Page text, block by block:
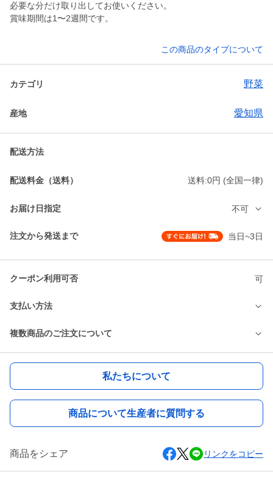
必要な分だけ取り出してお使いください。
賞味期間は1〜2週間です。
この商品のタイプについて
カテゴリ 野菜
産地 愛知県
配送方法
配送料金（送料） 送料:0円 (全国一律)
お届け日指定 不可
注文から発送まで 当日~3日
クーポン利用可否 可
支払い方法
複数商品のご注文について
私たちについて
商品について生産者に質問する
商品をシェア リンクをコピー